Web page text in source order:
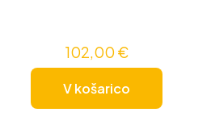
102,00 €
V košarico